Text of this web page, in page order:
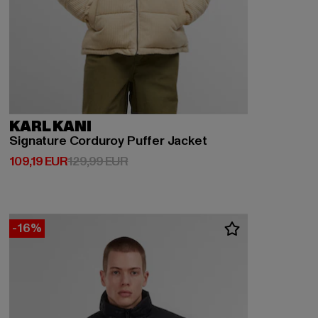
KARL KANI
Signature Corduroy Puffer Jacket
109,19 EUR
Derzeitiger Preis: 109,19 EUR
129,99 EURAktionspreis: 129,99 EUR
-16%